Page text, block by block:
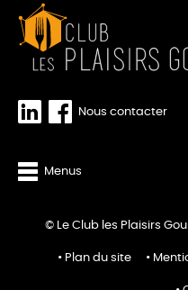
Nous contacter
Menus
© Le Club les Plaisirs
Plan du site